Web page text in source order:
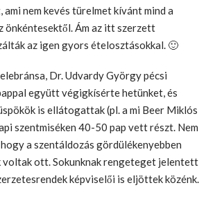
nem kevés türelmet kívánt mind a
önkéntesektől. Ám az itt szerzett
az igen gyors ételosztásokkal. 🙂
Dr. Udvardy György pécsi
együtt végigkísérte hetünket, és
is ellátogattak (pl. a mi Beer Miklós
szentmiséken 40-50 pap vett részt. Nem
a szentáldozás gördülékenyebben
voltak ott. Sokunknak rengeteget jelentett
képviselői is eljöttek közénk.